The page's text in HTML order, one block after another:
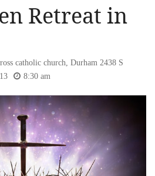
Retreat in
catholic church, Durham 2438 S
8:30 am